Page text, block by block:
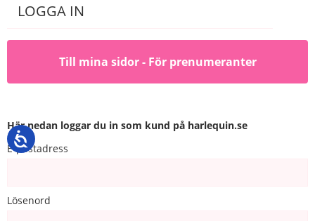
LOGGA IN
Till mina sidor - För prenumeranter
Här nedan loggar du in som kund på harlequin.se
E-postadress
Lösenord